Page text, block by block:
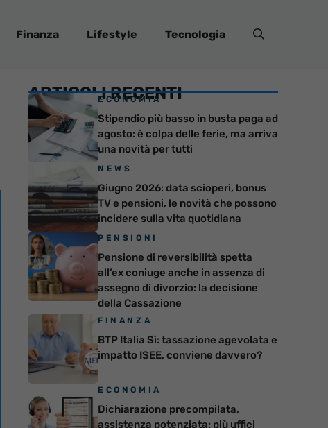
Finanza Lifestyle Tecnologia
ARTICOLI RECENTI
ECONOMIA
Stipendio più basso in busta paga ad
agosto: è colpa delle ferie, ma arriva
una novità per tutti
NEWS
Giugno 2026: data scioperi, bonus
TV e pensioni, le novità che possono
incidere sulla vita quotidiana
PENSIONI
Pensione di reversibilità spetta
all’ex coniuge anche in assenza di
assegno di divorzio: la decisione
della Cassazione
FINANZA
BTP Italia Sì: tassazione agevolata e
impatto ISEE, conviene davvero?
ECONOMIA
Dichiarazione precompilata,
assistenza potenziata: più uffici